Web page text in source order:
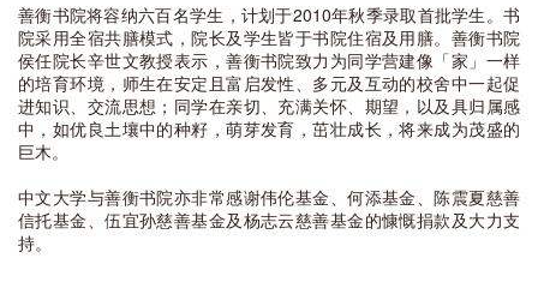
善衡书院将容纳六百名学生，计划于2010年秋季录取首批学生。书
院采用全宿共膳模式，院长及学生皆于书院住宿及用膳。善衡书院
侯任院长辛世文教授表示，善衡书院致力为同学营建像「家」一样
的培育环境，师生在安定且富启发性、多元及互动的校舍中一起促
进知识、交流思想；同学在亲切、充满关怀、期望，以及具归属感
中，如优良土壤中的种籽，萌芽发育，茁壮成长，将来成为茂盛的
巨木。
中文大学与善衡书院亦非常感谢伟伦基金、何添基金、陈震夏慈善
信托基金、伍宜孙慈善基金及杨志云慈善基金的慷慨捐款及大力支
持。